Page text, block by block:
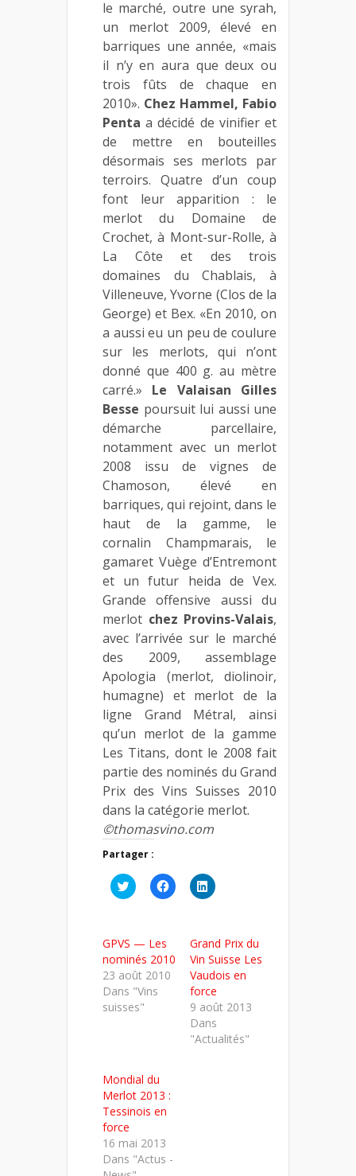
le marché, outre une syrah,
un merlot 2009, élevé en
barriques une année, «mais
il n’y en aura que deux ou
trois fûts de chaque en
2010». Chez Hammel, Fabio
Penta a décidé de vinifier et
de mettre en bouteilles
désormais ses merlots par
terroirs. Quatre d’un coup
font leur apparition : le
merlot du Domaine de
Crochet, à Mont-sur-Rolle, à
La Côte et des trois
domaines du Chablais, à
Villeneuve, Yvorne (Clos de la
George) et Bex. «En 2010, on
a aussi eu un peu de coulure
sur les merlots, qui n’ont
donné que 400 g. au mètre
carré.» Le Valaisan Gilles
Besse poursuit lui aussi une
démarche parcellaire,
notamment avec un merlot
2008 issu de vignes de
Chamoson, élevé en
barriques, qui rejoint, dans le
haut de la gamme, le
cornalin Champmarais, le
gamaret Vuège d’Entremont
et un futur heida de Vex.
Grande offensive aussi du
merlot chez Provins-Valais,
avec l’arrivée sur le marché
des 2009, assemblage
Apologia (merlot, diolinoir,
humagne) et merlot de la
ligne Grand Métral, ainsi
qu’un merlot de la gamme
Les Titans, dont le 2008 fait
partie des nominés du Grand
Prix des Vins Suisses 2010
dans la catégorie merlot.
©thomasvino.com
Partager :
Cliquez
pour
une
nouvelle
fenêtre)
Cliquez
pour
nouvelle
fenêtre)
Cliquez
pour
dans
une
nouvelle
fenêtre)
GPVS — Les
nominés 2010
23 août 2010
Dans "Vins
suisses"
Grand Prix du
Vin Suisse Les
Vaudois en
force
9 août 2013
Dans
"Actualités"
Mondial du
Merlot 2013 :
Tessinois en
force
16 mai 2013
Dans "Actus -